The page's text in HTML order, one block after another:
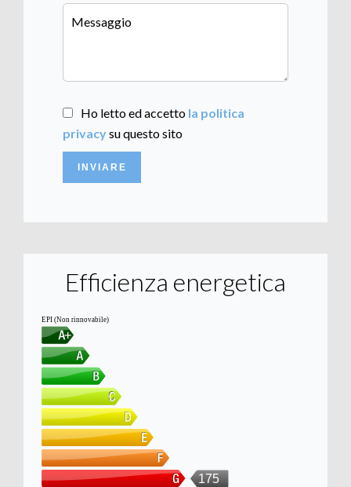
Ho letto ed accetto la politica
privacysu questo sito
INVIARE
Efficienza energetica
EPI (Non rinnovabile)
175